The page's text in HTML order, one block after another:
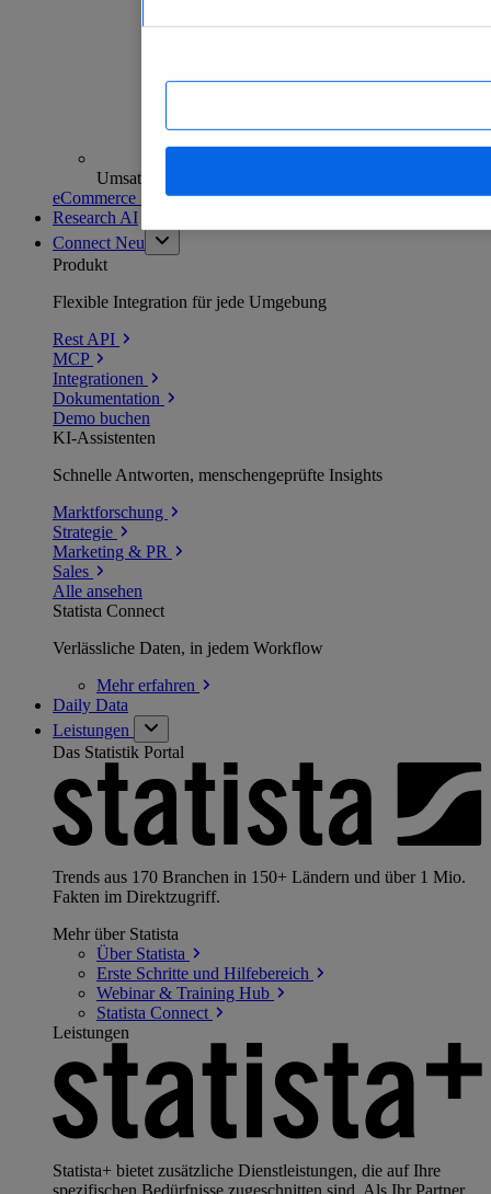
Umsatzanalysen und -prognosen
eCommerce Insights entdecken
Research AI
Connect Neu
Produkt
Flexible Integration für jede Umgebung
Rest API
MCP
Integrationen
Dokumentation
Demo buchen
KI-Assistenten
Schnelle Antworten, menschengeprüfte Insights
Marktforschung
Strategie
Marketing & PR
Sales
Alle ansehen
Statista Connect
Verlässliche Daten, in jedem Workflow
Mehrerfahren
Daily Data
Leistungen
Das Statistik Portal
Trends aus 170 Branchen in 150+ Ländern und über 1 Mio.
Fakten im Direktzugriff.
Mehr über Statista
Über Statista
Erste Schritte und Hilfebereich
Webinar & Training Hub
Statista Connect
Leistungen
Statista+ bietet zusätzliche Dienstleistungen, die auf Ihre
spezifischen Bedürfnisse zugeschnitten sind. Als Ihr Partner